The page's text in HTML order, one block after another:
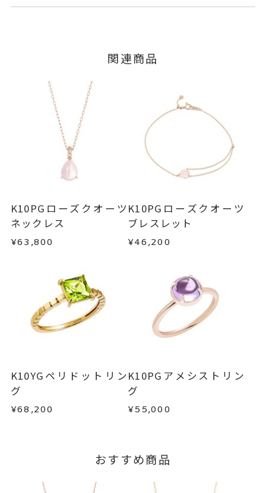
石
ローズクオーツ
#7～#15
サイズ直し ±1まで可
モチーフ 縦：約8.7mm 横：約6.
1mm 厚さ：約4.8mm
リング幅 最大：約1.8mm/最
小：約1.4mm
クオーツ 、
、
、
-
ご注文およびご入金確認後、以下の日程にて発送
■お届け目安が「3営業日以内に発送」の商品
例：金曜日17時までのご注文→翌週火曜日までに
発送いたします。
■お届け目安が「約1ヶ月半以内～」の商品
ご注文いただいてから在庫状況を確認いたしま
・在庫のご用意ができる場合： 約1週間～1ヶ月以
内を目安に発送いたします。
・受注生産となる場合： 商品ページに記載のある
※お急ぎの方はご注文前にお問い合わせくださ
い。事前に現在の納期状況を確認いたします。
お届け予定日はご注文から2営業日以内にメールに
ージの購入履歴一覧よりご注文状況をご確認いた
ご注文状況が「注文済み」の場合に限り、キャ
ンセルを承ります。
メンバーシップ未登録のお客さまは、お問い合
わせフォームよりご連絡ください。
返品・交換以下の場合、商品の返品・交換・返金
は承りかねます。
・受注生産の商品
・お客さまのお手元で傷や汚れが発生した商品
・到着後ご連絡無く7日以上経過した商品
・刻印をお入れした商品
・過度な交換・返品を繰り返している場合
商品の品質には万全を期しておりますが、万が一
不良品の場合、またはご注文のお品と異なる場合
は、早急に商品を交換させていただきます。
はお問い合わせフォームよりご連絡ください。
この場合の返送料は弊社にて負担いたしますの
で、着払いにてご返送ください。
詳細はこちら
関連商品
K10PGローズクオーツ
ネックレス
¥63,800
K10PGローズクオーツ
ブレスレット
¥46,200
K10YGペリドットリン
グ
¥68,200
K10PGアメシストリン
グ
¥55,000
おすすめ商品